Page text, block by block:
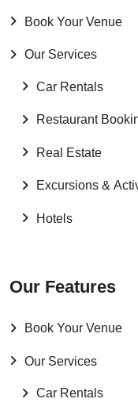
Book Your Venue
Our Services
Car Rentals
Restaurant
Real Estate
Excursions &
Hotels
Our Features
Book Your Venue
Our Services
Car Rentals